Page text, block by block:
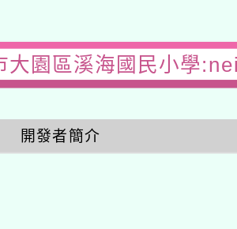
大園區溪海國民小學
開發者簡介